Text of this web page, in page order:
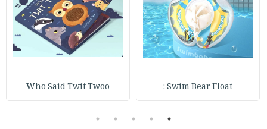
Swim Bear Float :
Who Said Twit Twoo
1
2
3
4
5